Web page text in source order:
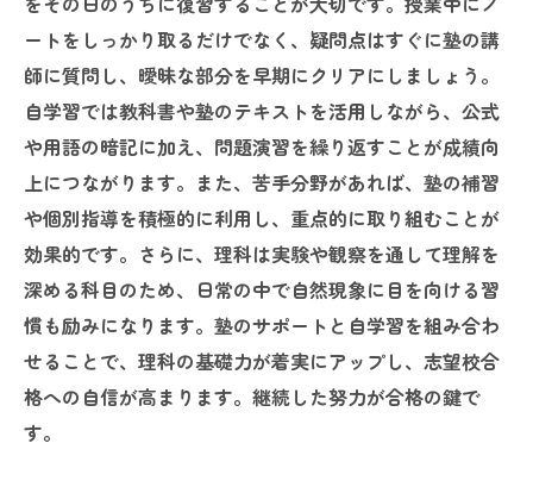
ートをしっかり取るだけでなく、疑問点はすぐに塾の講
師に質問し、曖昧な部分を早期にクリアにしましょう。
自学習では教科書や塾のテキストを活用しながら、公式
や用語の暗記に加え、問題演習を繰り返すことが成績向
上につながります。また、苦手分野があれば、塾の補習
や個別指導を積極的に利用し、重点的に取り組むことが
効果的です。さらに、理科は実験や観察を通して理解を
深める科目のため、日常の中で自然現象に目を向ける習
慣も励みになります。塾のサポートと自学習を組み合わ
せることで、理科の基礎力が着実にアップし、志望校合
格への自信が高まります。継続した努力が合格の鍵で
す。